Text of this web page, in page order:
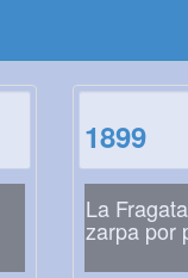
1899
La
zarpa por